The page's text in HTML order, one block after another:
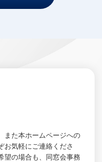
また本ホームページへの
お気軽にご連絡くださ
望の場合も、同窓会事務